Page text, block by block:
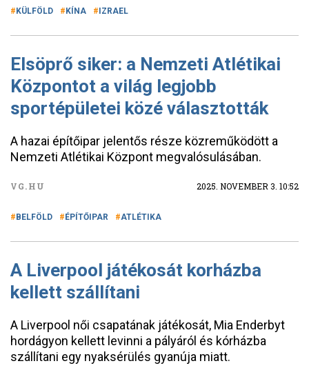
KÜLFÖLD KÍNA IZRAEL
Elsöprő siker: a Nemzeti Atlétikai
Központot a világ legjobb
sportépületei közé választották
A hazai építőipar jelentős része közreműködött a
Nemzeti Atlétikai Központ megvalósulásában.
VG.HU 2025. NOVEMBER 3. 10:52
BELFÖLD ÉPÍTŐIPAR ATLÉTIKA
A Liverpool játékosát korházba
kellett szállítani
A Liverpool női csapatának játékosát, Mia Enderbyt
hordágyon kellett levinni a pályáról és kórházba
szállítani egy nyaksérülés gyanúja miatt.